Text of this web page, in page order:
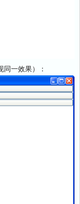
一效果）：